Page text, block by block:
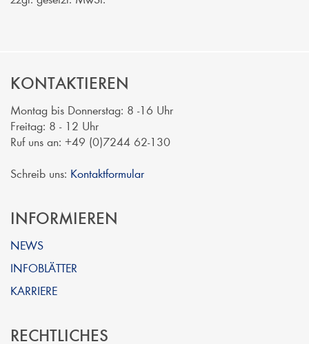
KONTAKTIEREN
Montag bis Donnerstag: 8 -16 Uhr
Freitag: 8 - 12 Uhr
Ruf uns an: +49 (0)7244 62-130
Schreib uns: Kontaktformular
INFORMIEREN
NEWS
INFOBLÄTTER
KARRIERE
RECHTLICHES